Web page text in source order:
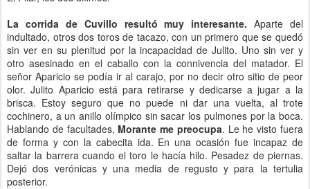
La corrida de Cuvillo resultó muy interesante. Aparte del
indultado, otros dos toros de tacazo, con un primero que se quedó
sin ver en su plenitud por la incapacidad de Julito. Uno sin ver y
otro asesinado en el caballo con la connivencia del matador. El
señor Aparicio se podía ir al carajo, por no decir otro sitio de peor
olor. Julito Aparicio está para retirarse y dedicarse a jugar a la
brisca. Estoy seguro que no puede ni dar una vuelta, al trote
cochinero, a un anillo olímpico sin sacar los pulmones por la boca.
Hablando de facultades, Morante me preocupa. Le he visto fuera
de forma y con la cabecita ida. En una ocasión fue incapaz de
saltar la barrera cuando el toro le hacía hilo. Pesadez de piernas.
Dejó dos verónicas y una media de regusto y para la tertulia
posterior.